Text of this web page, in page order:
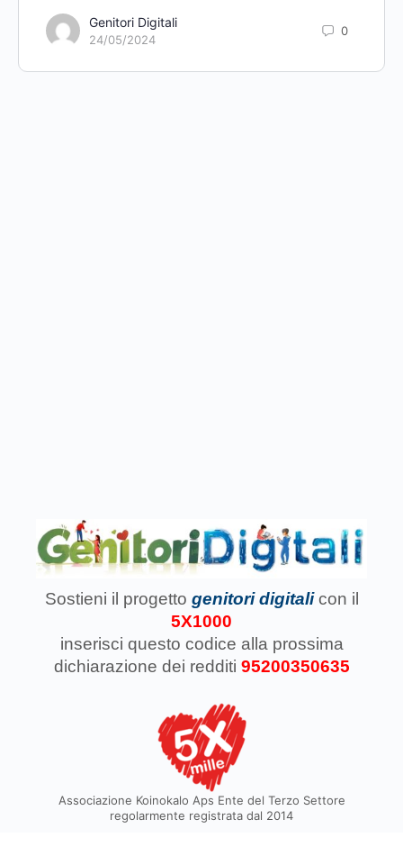
Genitori Digitali
24/05/2024
0
Sostieni il progetto genitori digitali con il
5X1000
inserisci questo codice alla prossima
dichiarazione dei redditi 95200350635
Associazione Koinokalo Aps Ente del Terzo Settore
regolarmente registrata dal 2014